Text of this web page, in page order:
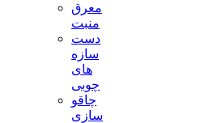
معرق
منبت
دست
سازه
های
چوبی
چاقو
سازی